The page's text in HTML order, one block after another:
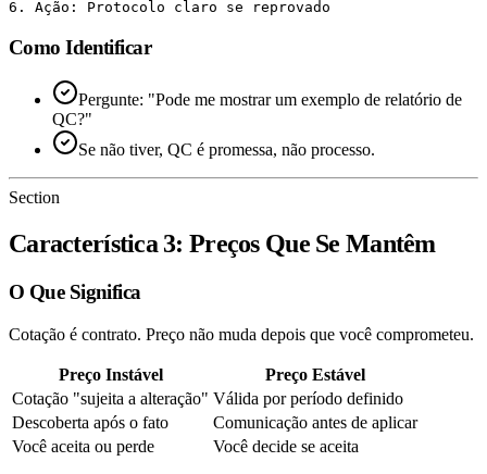
Como Identificar
Pergunte: "Pode me mostrar um exemplo de relatório de
QC?"
Se não tiver, QC é promessa, não processo.
Section
Característica 3: Preços Que Se Mantêm
O Que Significa
Cotação é contrato. Preço não muda depois que você comprometeu.
Preço Instável
Preço Estável
Cotação "sujeita a alteração" Válida por período definido
Descoberta após o fato
Comunicação antes de aplicar
Você aceita ou perde
Você decide se aceita